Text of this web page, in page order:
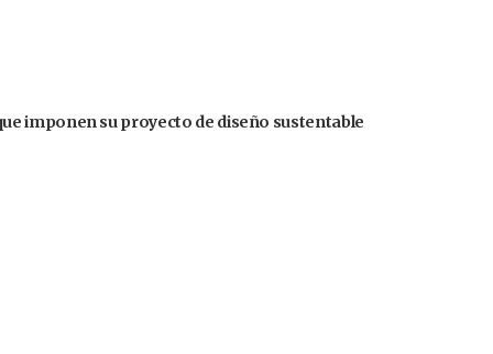
imponen su proyecto de diseño sustentable